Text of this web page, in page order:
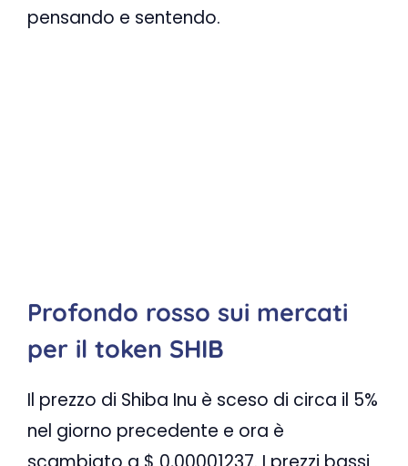
pensando e sentendo.
Profondo rosso sui mercati
per il token SHIB
Il prezzo di Shiba Inu è sceso di circa il 5%
nel giorno precedente e ora è